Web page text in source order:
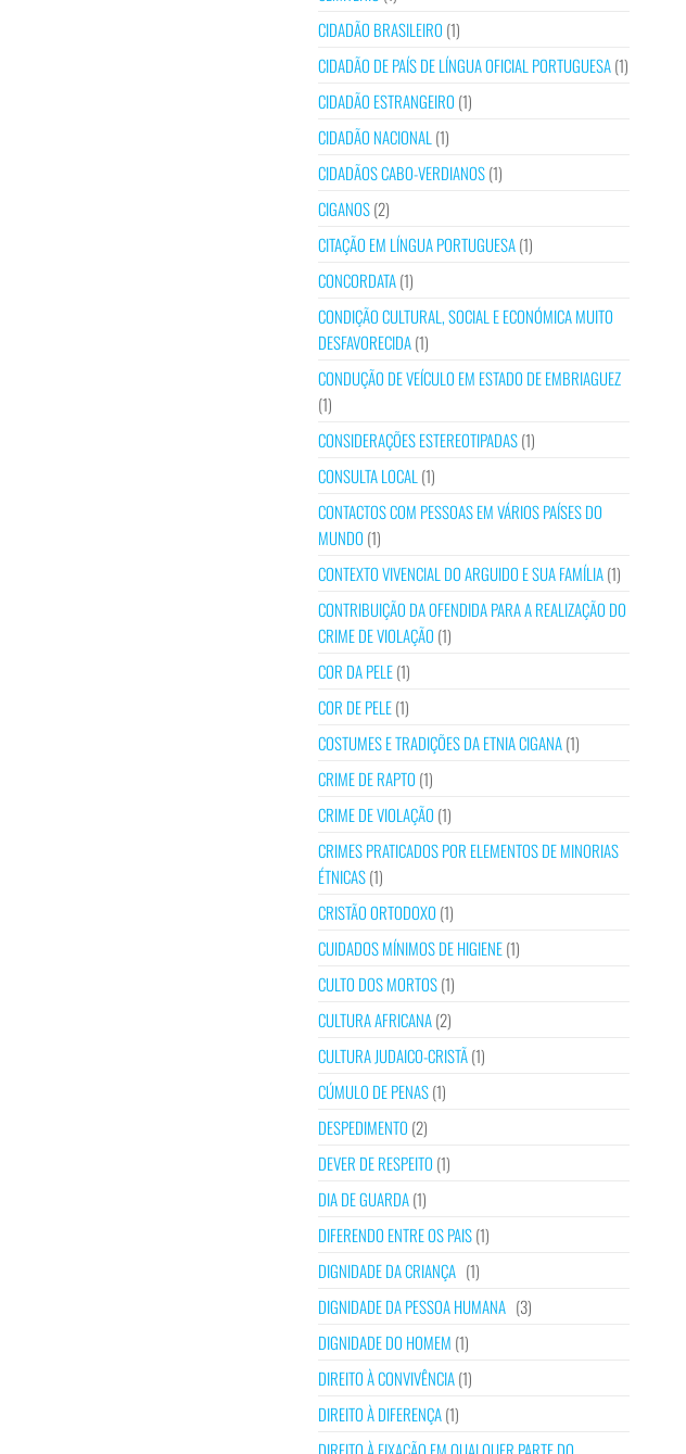
CIDADÃO BRASILEIRO (1)
CIDADÃO DE PAÍS DE LÍNGUA OFICIAL PORTUGUESA(1)
CIDADÃO ESTRANGEIRO (1)
CIDADÃO NACIONAL (1)
CIDADÃOS CABO-VERDIANOS(1)
CIGANOS(2)
CITAÇÃO EM LÍNGUA PORTUGUESA(1)
CONCORDATA(1)
CONDIÇÃO CULTURAL, SOCIAL E ECONÓMICA MUITO
DESFAVORECIDA(1)
CONDUÇÃO DE VEÍCULO EM ESTADO DE EMBRIAGUEZ
(1)
CONSIDERAÇÕES ESTEREOTIPADAS(1)
CONSULTA LOCAL (1)
CONTACTOS COM PESSOAS EM VÁRIOS PAÍSES DO
MUNDO (1)
CONTEXTO VIVENCIAL DO ARGUIDO E SUA FAMÍLIA(1)
CONTRIBUIÇÃO DA OFENDIDA PARA A REALIZAÇÃO DO
CRIME DE VIOLAÇÃO (1)
COR DA PELE(1)
COR DE PELE(1)
COSTUMES E TRADIÇÕES DA ETNIA CIGANA(1)
CRIME DE RAPTO (1)
CRIME DE VIOLAÇÃO (1)
CRIMES PRATICADOS POR ELEMENTOS DE MINORIAS
ÉTNICAS(1)
CRISTÃO ORTODOXO (1)
CUIDADOS MÍNIMOS DE HIGIENE(1)
CULTO DOS MORTOS(1)
CULTURA AFRICANA(2)
CULTURA JUDAICO-CRISTÃ(1)
CÚMULO DE PENAS(1)
DESPEDIMENTO (2)
DEVER DE RESPEITO (1)
DIA DE GUARDA(1)
DIFERENDO ENTRE OS PAIS(1)
DIGNIDADE DA CRIANÇA (1)
DIGNIDADE DA PESSOA HUMANA (3)
DIGNIDADE DO HOMEM (1)
DIREITO À CONVIVÊNCIA(1)
DIREITO À DIFERENÇA(1)